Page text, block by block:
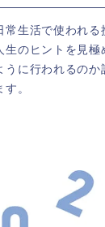
常生活で使われる
生のヒントを見極
うに行われるのか
。